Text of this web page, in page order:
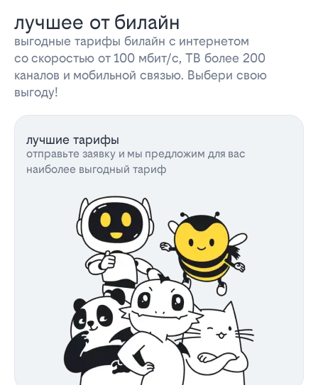
лучшее от билайн
выгодные тарифы билайн с интернетом
со скоростью от 100 мбит/с, ТВ более 200
каналов и мобильной связью. Выбери свою
выгоду!
лучшие тарифы
отправьте заявку и мы предложим для вас
наиболее выгодный тариф